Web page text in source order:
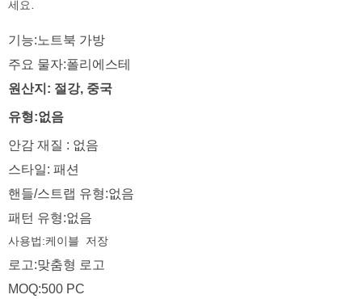
세요.
기능:노트북 가방
주요 물자:폴리에스테
원산지: 절강, 중국
유형:없음
안감 재질 : 없음
스타일: 패션
핸들/스트랩 유형:없음
패턴 유형:없음
사용법:케이블 저장
로고:맞춤형 로고
MOQ:500 PC